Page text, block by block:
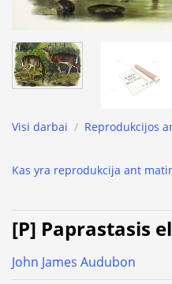
Visi darbai / Reprodukcijos
Kas yra reprodukcija ant
[P] Paprastasis
John James Audubon